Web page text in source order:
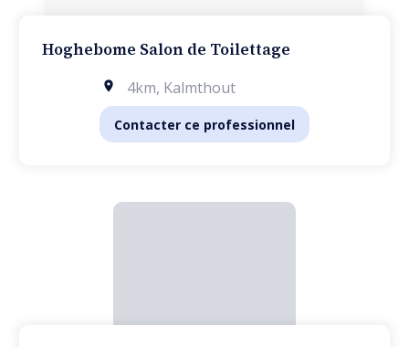
Hoghebome Salon de Toilettage
4km, Kalmthout
Contacter ce professionnel